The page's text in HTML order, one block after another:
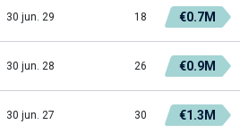
30 jun. 29 18 €0.7M
30 jun. 28 26 €0.9M
30 jun. 27 30 €1.3M